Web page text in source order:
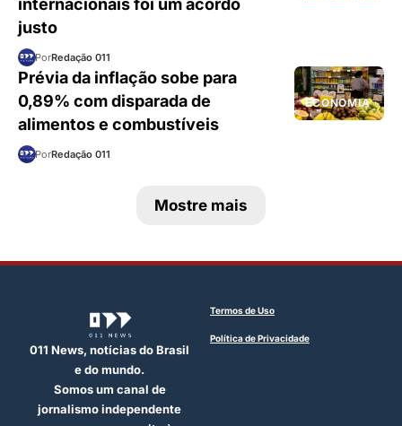
internacionais foi um acordo
justo
PorRedação 011
ECONOMIA
Prévia da inflação sobe para
0,89% com disparada de
alimentos e combustíveis
PorRedação 011
Mostre mais
011 News, notícias do Brasil
e do mundo.
Somos um canal de
jornalismo independente
Termos de Uso
Política de Privacidade